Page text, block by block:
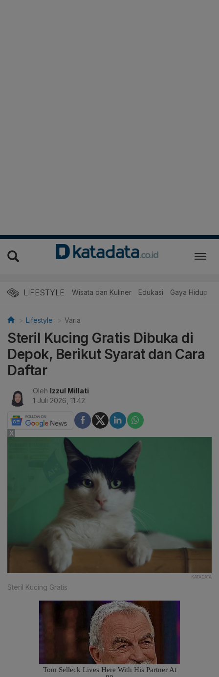
LIFESTYLE Wisata dan Kuliner Edukasi Gaya Hidup
Lifestyle Varia
Steril Kucing Gratis Dibuka di
Depok, Berikut Syarat dan Cara
Daftar
Oleh Izzul Millati
1 Juli 2026, 11:42
KATADATA
Steril Kucing Gratis
X